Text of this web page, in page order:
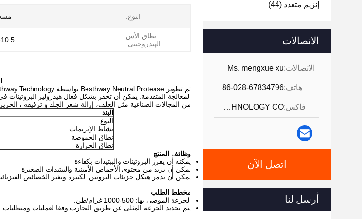
إنزيم متعدد (44)
الاتصالات
الاتصالات:Ms. mengxue xu
هاتف:86-028-67834796
فاكس: JINTANG BESTWAY TECHNOLOGY CO
اتصل الآن
أرسل لنا
النوع:
نطاق الأس
الهيدروجيني:
تم تطوير Besthway Neutral Protease بواسطة Besthway Technology باستخدام الهندسة الوراثية الحديثة،
المعالجة المتقدمة. يمكن أن تحفز بشكل فعال هيدروليز
من المجالات الصناعية مثل العلف، إزالة شعر الجلد و ترفيفه ،
البند
النوع
نشاط الإنزيمات
نطاق الحموضة
نطاق الحرارة
وظائف المنتج
يمكنه أن يفرز البروتينات والببتيدات بكفاءة
يمكن أن يزيد من محتوى الأحماض الأمينية والببتيدات الصغيرة
يمكن أن يدمر هيكل جزيئات البروتين الكبيرة ويغير الخصائص الفيزيائية
مخطط الطلب
الجرعة الموصى بها: 500-1000 غرام/طن.
يتم تحديد الجرعة المثلى عن طريق التجارب وفقا لعمليات ومتطلبات